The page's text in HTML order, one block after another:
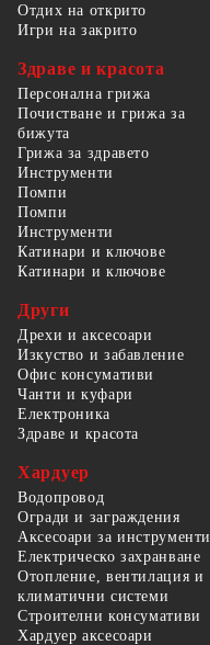
Отдих на открито
Игри на закрито
Здраве и красота
Персонална грижа
Почистване и грижа за
бижута
Грижа за здравето
Инструменти
Помпи
Помпи
Инструменти
Катинари и ключове
Катинари и ключове
Други
Дрехи и аксесоари
Изкуство и забавление
Офис консумативи
Чанти и куфари
Електроника
Здраве и красота
Хардуер
Водопровод
Огради и заграждения
Аксесоари за инструменти
Електрическо захранване
Отопление, вентилация и
климатични системи
Строителни консумативи
Хардуер аксесоари